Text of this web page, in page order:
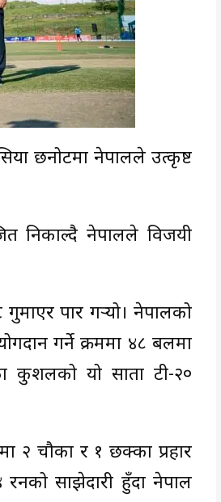
छनोटमा नेपालले उत्कृष्ट
निकाल्दै नेपालले विजयी
पार गर्‍यो। नेपालको
गर्ने क्रममा ४८ बलमा
कुशलको यो सातौं टी-२०
चौका र १ छक्का प्रहार
साझेदारी हुँदा नेपाल